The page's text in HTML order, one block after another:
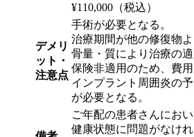
¥110,000（税込）
デメリ
ット・
注意点
手術が必要となる。
治療期間が他の修復物よ
骨量・質により治療の適
保険非適用のため、費用
インプラント周囲炎の
が必要となる。
ご年配の患者さんにお
健康状態に問題がなけ